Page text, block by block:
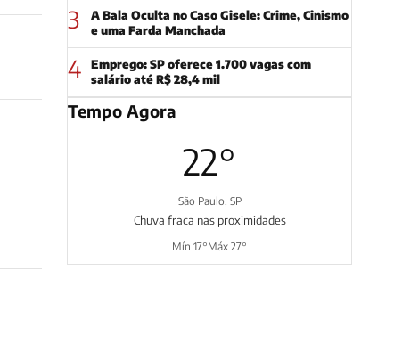
3
A Bala Oculta no Caso Gisele: Crime, Cinismo
e uma Farda Manchada
4
Emprego: SP oferece 1.700 vagas com
salário até R$ 28,4 mil
Tempo Agora
22°
São Paulo, SP
Chuva fraca nas proximidades
Mín 17°Máx 27°